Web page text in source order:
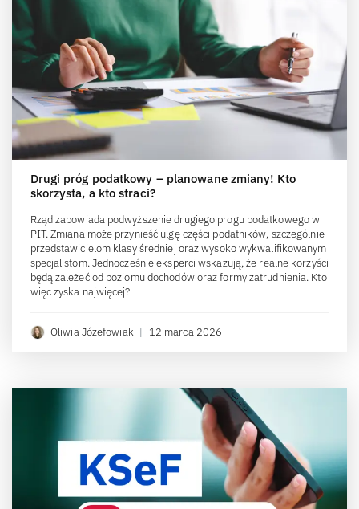
Drugi próg podatkowy – planowane zmiany! Kto
skorzysta, a kto straci?
Rząd zapowiada podwyższenie drugiego progu podatkowego w
PIT. Zmiana może przynieść ulgę części podatników, szczególnie
przedstawicielom klasy średniej oraz wysoko wykwalifikowanym
specjalistom. Jednocześnie eksperci wskazują, że realne korzyści
będą zależeć od poziomu dochodów oraz formy zatrudnienia. Kto
więc zyska najwięcej?
Oliwia Józefowiak | 12 marca 2026